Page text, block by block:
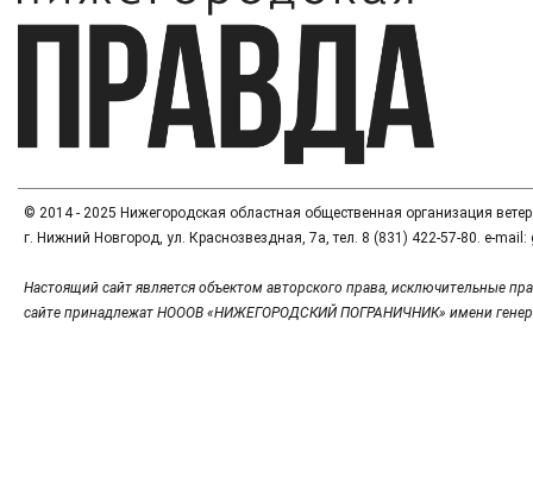
© 2014 - 2025 Нижегородская областная общественная организация
г. Нижний Новгород, ул. Краснозвездная, 7а, тел. 8 (831) 422-57-80. e-
Настоящий сайт является объектом авторского права, исключительные
сайте принадлежат НОООВ «НИЖЕГОРОДСКИЙ ПОГРАНИЧНИК» имени